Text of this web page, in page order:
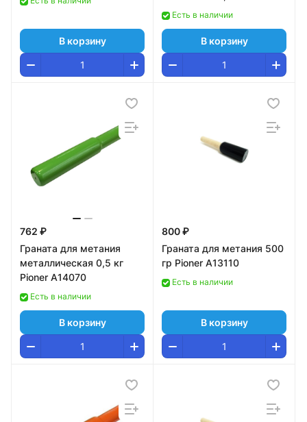
В корзину
A15352
Есть в наличии
В корзину
762 ₽
Граната для метания
металлическая 0,5 кг
Pioner A14070
Есть в наличии
В корзину
800 ₽
Граната для метания 500
гр Pioner A13110
Есть в наличии
В корзину